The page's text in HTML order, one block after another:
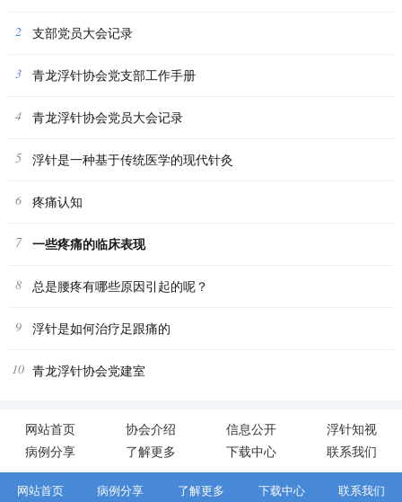
2 支部党员大会记录
3 青龙浮针协会党支部工作手册
4 青龙浮针协会党员大会记录
5 浮针是一种基于传统医学的现代针灸
6 疼痛认知
7 一些疼痛的临床表现
8 总是腰疼有哪些原因引起的呢？
9 浮针是如何治疗足跟痛的
10 青龙浮针协会党建室
网站首页 协会介绍 信息公开
浮针知视
病例分享
了解更多 下载中心 联系我们
网站首页 病例分享 了解更多 下载中心 联系我们